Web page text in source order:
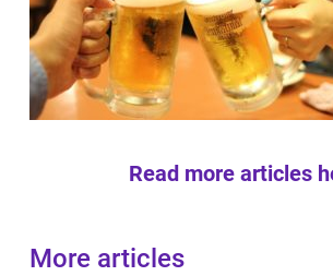
Read more articles
More articles